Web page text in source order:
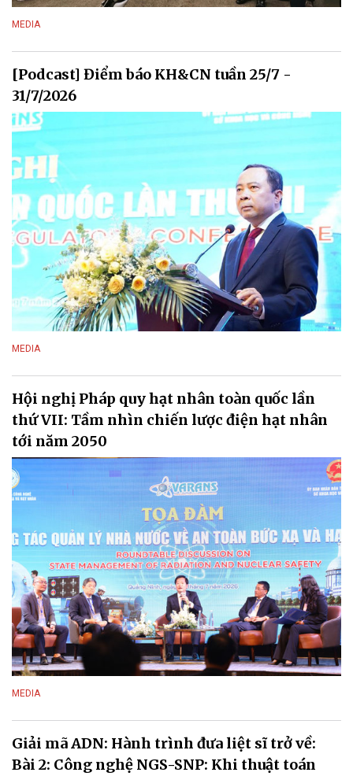
MEDIA
[Podcast] Điểm báo KH&CN tuần 25/7 -
31/7/2026
MEDIA
Hội nghị Pháp quy hạt nhân toàn quốc lần
thứ VII: Tầm nhìn chiến lược điện hạt nhân
tới năm 2050
MEDIA
Giải mã ADN: Hành trình đưa liệt sĩ trở về:
Bài 2: Công nghệ NGS-SNP: Khi thuật toán